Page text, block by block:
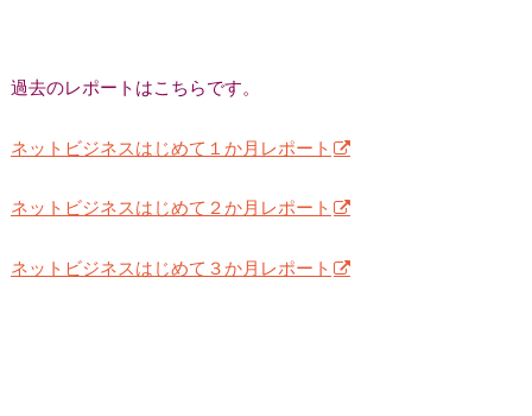
過去のレポートはこちらです。
ネットビジネスはじめて１か月レポート
ネットビジネスはじめて２か月レポート
ネットビジネスはじめて３か月レポート